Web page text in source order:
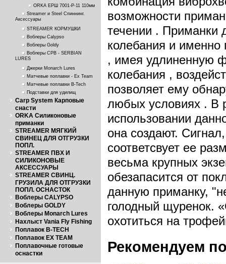
ORKA ЕРШ 7001-P-11 110мм
Streamer и Steel Спиннинг.
Аксессуары
STREAMER КОРМУШКИ
Воблеры Calypso
Воблеры Goldy
Воблеры СРВ - SERBIAN
LURES
Джерки Monarch Lures
Матчевые поплавки - Ex Team
Матчевые поплавки B-Tech
Подставки для удилищ
Carp System Карповые
снасти
ORKA Силиконовые
приманки
STREAMER МЯГКИЙ
СВИНЕЦ ДЛЯ ОТГРУЗКИ
ПОПЛ.
STREAMER ПВХ И
СИЛИКОНОВЫЕ
АКСЕССУАРЫ
STREAMER СВИНЦ.
ГРУЗИЛА ДЛЯ ОТГРУЗКИ
ПОПЛ. ОСНАСТОК
Воблеры CALYPSO
Воблеры GOLDY
Воблеры Monarch Lures
Нахлыст Vania Fly Fishing
Поплавок B-TECH
Поплавок EX TEAM
Поплавочные готовые
оснастки
возможности
течении .
колебания и именно
, имея удлиненную
колебания ,
позволяет ему
любых условиях . В
использовании
она создают.
соответсвует ее
весьма крупных
обезапасится от
данную приманку,
голодный щуренок.
охотиться на
Рекомендуем